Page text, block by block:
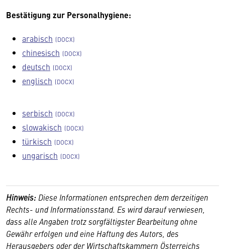
Bestätigung zur Personalhygiene:
arabisch
chinesisch
deutsch
englisch
serbisch
slowakisch
türkisch
ungarisch
Hinweis: Diese Informationen entsprechen dem derzeitigen
Rechts- und Informationsstand. Es wird darauf verwiesen,
dass alle Angaben trotz sorgfältigster Bearbeitung ohne
Gewähr erfolgen und eine Haftung des Autors, des
Herausgebers oder der Wirtschaftskammern Österreichs